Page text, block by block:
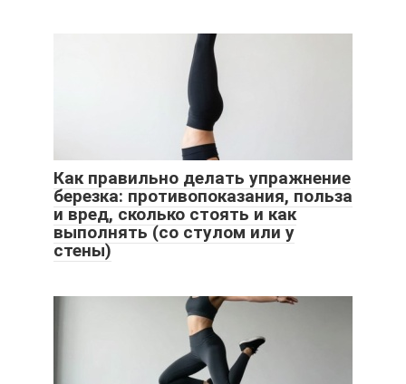
Как правильно делать упражнение
березка: противопоказания, польза
и вред, сколько стоять и как
выполнять (со стулом или у
стены)